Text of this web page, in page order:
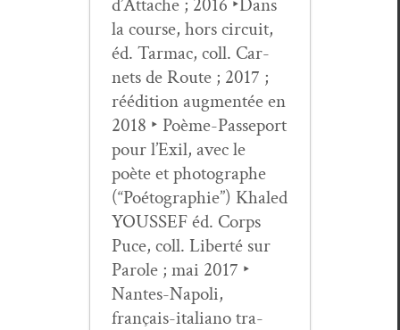
la course, hors cir­cuit,
éd. Tar­mac, coll. Car­
nets de Route ; 2017 ;
réédi­tion aug­men­tée en
2018 ‣ Poème-Passe­port
pour l’Exil, avec le
poète et pho­tographe
(“Poé­togra­phie”) Khaled
YOUSSEF éd. Corps
Puce, coll. Lib­erté sur
Parole ; mai 2017 ‣
Nantes-Napoli,
français-ital­iano tra­